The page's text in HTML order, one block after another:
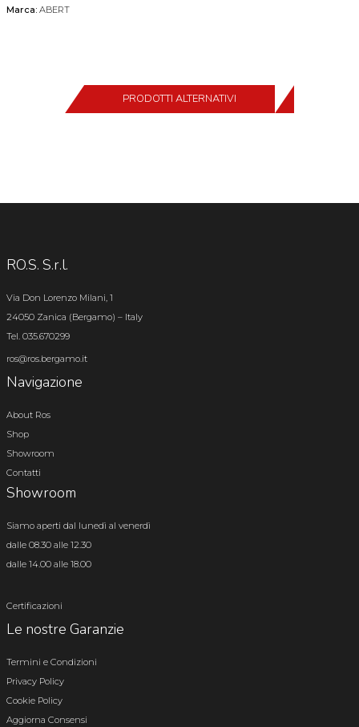
Marca: ABERT
PRODOTTI ALTERNATIVI
RO.S. S.r.l.
Via Don Lorenzo Milani, 1
24050 Zanica (Bergamo) – Italy
Tel. 035.670299
ros@ros.bergamo.it
Navigazione
About Ros
Shop
Showroom
Contatti
Showroom
Siamo aperti dal lunedì al venerdì
dalle 08.30 alle 12.30
dalle 14.00 alle 18.00
Certificazioni
Le nostre Garanzie
Termini e Condizioni
Privacy Policy
Cookie Policy
Aggiorna Consensi